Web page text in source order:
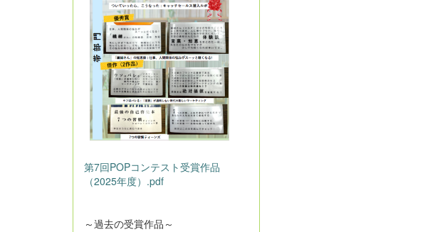
第7回POPコンテスト受賞作品
（2025年度）.pdf
～過去の受賞作品～